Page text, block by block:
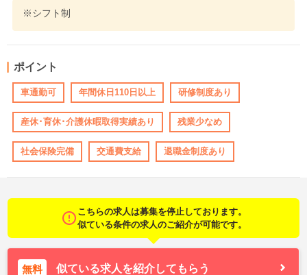
※シフト制
ポイント
車通勤可 年間休日110日以上 研修制度あり
産休･育休･介護休暇取得実績あり 残業少なめ
社会保険完備 交通費支給 退職金制度あり
こちらの求人は募集を停止しております。
似ている条件の求人のご紹介が可能です。
無料 似ている求人を紹介してもらう